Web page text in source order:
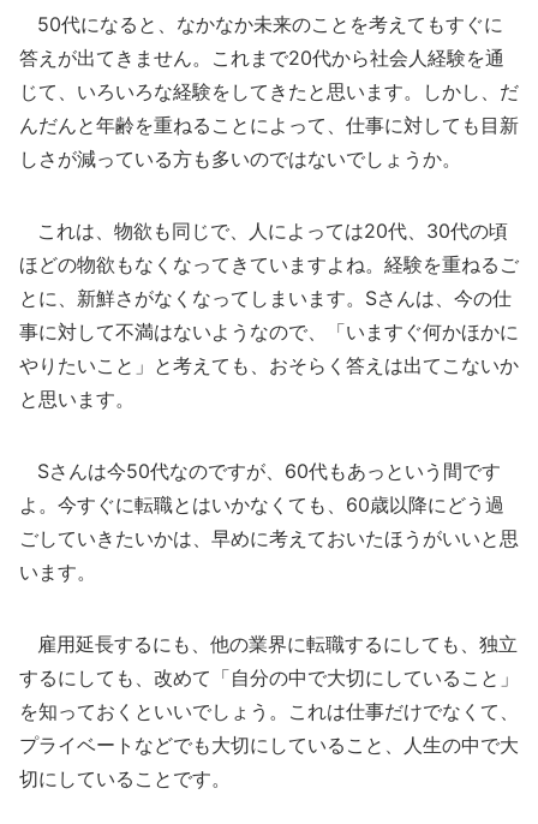
50代になると、なかなか未来のことを考えてもすぐに
答えが出てきません。これまで20代から社会人経験を通
じて、いろいろな経験をしてきたと思います。しかし、だ
んだんと年齢を重ねることによって、仕事に対しても目新
しさが減っている方も多いのではないでしょうか。
これは、物欲も同じで、人によっては20代、30代の頃
ほどの物欲もなくなってきていますよね。経験を重ねるご
とに、新鮮さがなくなってしまいます。Sさんは、今の仕
事に対して不満はないようなので、「いますぐ何かほかに
やりたいこと」と考えても、おそらく答えは出てこないか
と思います。
Sさんは今50代なのですが、60代もあっという間です
よ。今すぐに転職とはいかなくても、60歳以降にどう過
ごしていきたいかは、早めに考えておいたほうがいいと思
います。
雇用延長するにも、他の業界に転職するにしても、独立
するにしても、改めて「自分の中で大切にしていること」
を知っておくといいでしょう。これは仕事だけでなくて、
プライベートなどでも大切にしていること、人生の中で大
切にしていることです。